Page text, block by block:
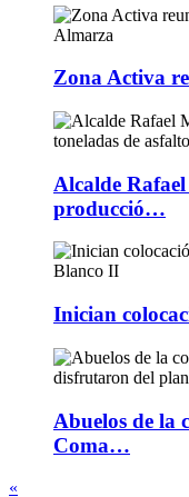
Zona Activa
Alcalde
producció…
Inician
Abuelos de la
Coma…
«